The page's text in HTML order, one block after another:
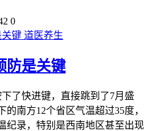
0
道医养生
防是关键
了快进键，直接跳到了7月盛
的南方12个省区气温超过35度，
纪录，特别是西南地区甚至出现